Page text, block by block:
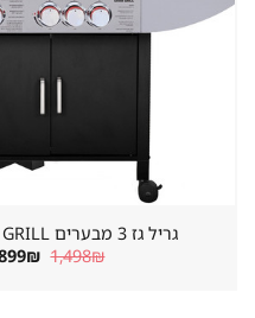
גריל גז 3 מבערים GRILL + כירת צד
1,498₪
המקורי
₪